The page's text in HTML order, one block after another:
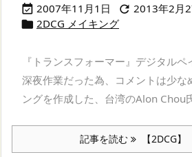
 2007年11月1日  2013年2月
 2DCG メイキング
『トランスフォーマー』デジタル
深夜作業だった為、コメントは少な
ングを作成した、台湾のAlon Chou
記事を読む 【2DCG】